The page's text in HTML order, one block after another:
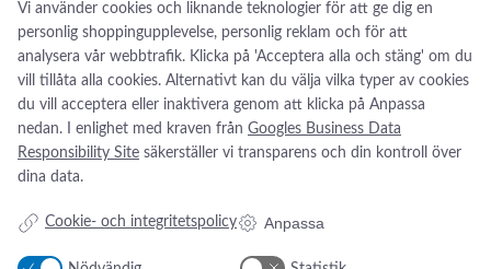
Vi använder cookies och liknande teknologier för att ge dig en
personlig shoppingupplevelse, personlig reklam och för att
analysera vår webbtrafik. Klicka på 'Acceptera alla och stäng' om du
vill tillåta alla cookies. Alternativt kan du välja vilka typer av cookies
du vill acceptera eller inaktivera genom att klicka på Anpassa
nedan. I enlighet med kraven från Googles Business Data
Responsibility Site säkerställer vi transparens och din kontroll över
dina data.
Cookie- och integritetspolicy Anpassa